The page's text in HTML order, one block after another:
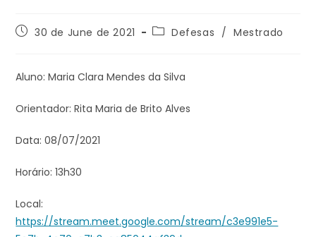
30 de June de 2021 Defesas / Mestrado
Aluno: Maria Clara Mendes da Silva
Orientador: Rita Maria de Brito Alves
Data: 08/07/2021
Horário: 13h30
Local:
https://stream.meet.google.com/stream/c3e991e5-